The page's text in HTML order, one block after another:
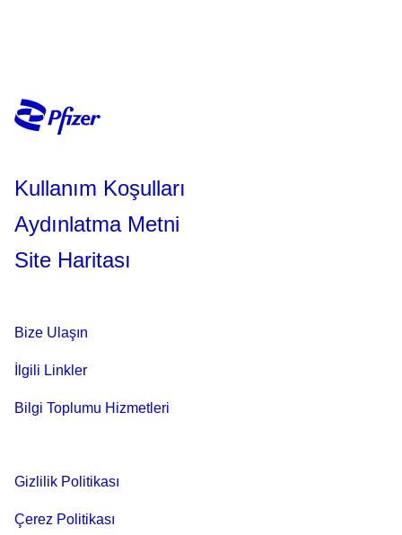
Kullanım Koşulları
Aydınlatma Metni
Site Haritası
Bize Ulaşın
İlgili Linkler
Bilgi Toplumu Hizmetleri
Gizlilik Politikası
Çerez Politikası